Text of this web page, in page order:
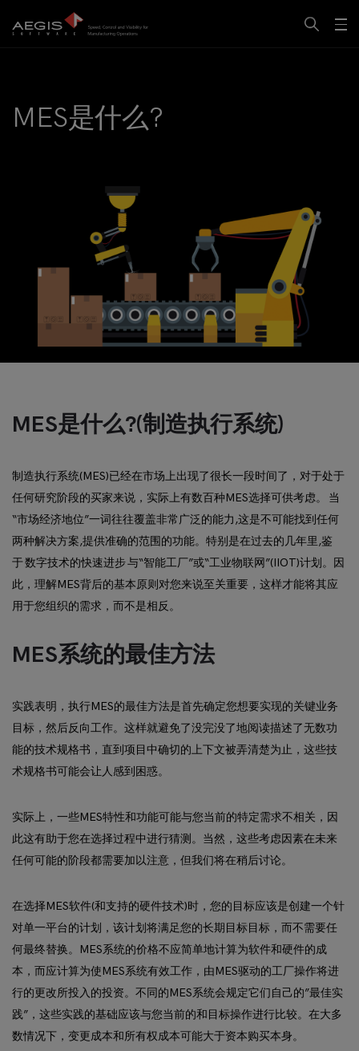
MES是什么?
MES是什么?(制造执行系统)
制造执行系统(MES)已经在市场上出现了很长一段时间了，对于处于
任何研究阶段的买家来说，实际上有数百种MES选择可供考虑。 当
“市场经济地位”一词往往覆盖非常广泛的能力,这是不可能找到任何
两种解决方案,提供准确的范围的功能。特别是在过去的几年里,鉴
于 数字技术的快速进步 与“智能工厂”或“工业物联网”(IIOT)计划。因
此，理解MES背后的基本原则对您来说至关重要，这样才能将其应
用于您组织的需求，而不是相反。
MES系统的最佳方法
实践表明，执行MES的最佳方法是首先确定您想要实现的关键业务
目标，然后反向工作。这样就避免了没完没了地阅读描述了无数功
能的技术规格书，直到项目中确切的上下文被弄清楚为止，这些技
术规格书可能会让人感到困惑。
实际上，一些MES特性和功能可能与您当前的特定需求不相关，因
此这有助于您在选择过程中进行猜测。当然，这些考虑因素在未来
任何可能的阶段都需要加以注意，但我们将在稍后讨论。
在选择MES软件(和支持的硬件技术)时，您的目标应该是创建一个针
对单一平台的计划，该计划将满足您的长期目标目标，而不需要任
何最终替换。MES系统的价格不应简单地计算为软件和硬件的成
本，而应计算为使MES系统有效工作，由MES驱动的工厂操作将进
行的更改所投入的投资。不同的MES系统会规定它们自己的”最佳实
践”，这些实践的基础应该与您当前的和目标操作进行比较。在大多
数情况下，变更成本和所有权成本可能大于资本购买本身。